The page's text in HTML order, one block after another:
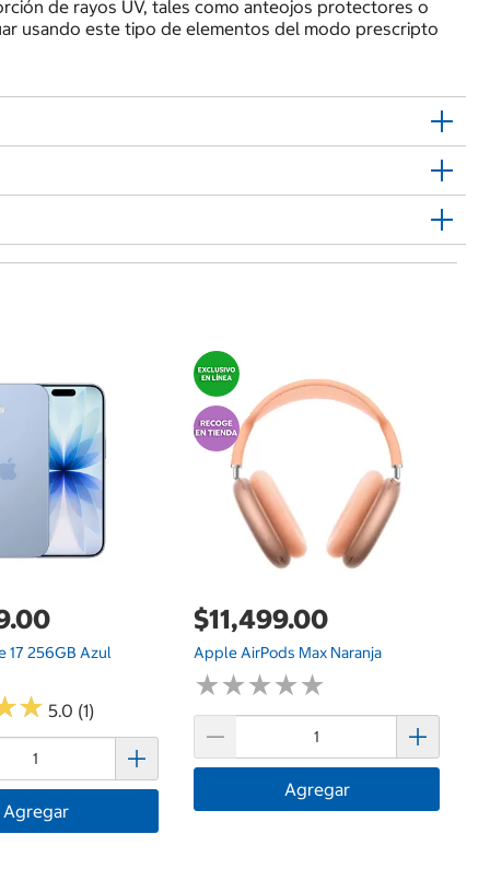
de rayos UV, tales como anteojos protectores o
usando este tipo de elementos del modo prescripto
17 256GB Azul
★
★ 5.0 (1)
Agregar
$11,499.00
Apple AirPods Max Naranja
★★★★★
★★★★★
Agregar